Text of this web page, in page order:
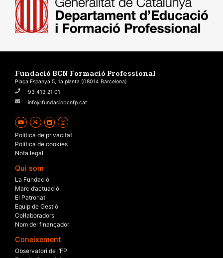
Fundació BCN Formació Professional
Plaça Espanya 5, 1a planta (08014 Barcelona)
93 413 21 01
info@fundaciobcnfp.cat
Política de privacitat
Política de cookies
Nota legal
Qui som
La Fundació
Marc d’actuació
El Patronat
Equip de Gestió
Col·laboradors
Nom del finançador
Coneixement
Observatori de l’FP